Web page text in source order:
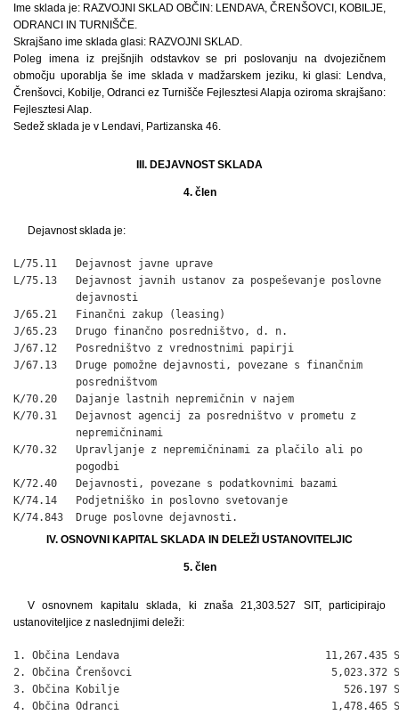
Ime sklada je: RAZVOJNI SKLAD OBČIN: LENDAVA, ČRENŠOVCI, KOBILJE,
ODRANCI IN TURNIŠČE.
Skrajšano ime sklada glasi: RAZVOJNI SKLAD.
Poleg imena iz prejšnjih odstavkov se pri poslovanju na dvojezičnem
območju uporablja še ime sklada v madžarskem jeziku, ki glasi: Lendva,
Črenšovci, Kobilje, Odranci ez Turnišče Fejlesztesi Alapja oziroma skrajšano:
Fejlesztesi Alap.
Sedež sklada je v Lendavi, Partizanska 46.
III. DEJAVNOST SKLADA
4. člen
Dejavnost sklada je:
L/75.11   Dejavnost javne uprave
L/75.13   Dejavnost javnih ustanov za pospeševanje poslovne
          dejavnosti
J/65.21   Finančni zakup (leasing)
J/65.23   Drugo finančno posredništvo, d. n.
J/67.12   Posredništvo z vrednostnimi papirji
J/67.13   Druge pomožne dejavnosti, povezane s finančnim
          posredništvom
K/70.20   Dajanje lastnih nepremičnin v najem
K/70.31   Dejavnost agencij za posredništvo v prometu z
          nepremičninami
K/70.32   Upravljanje z nepremičninami za plačilo ali po
          pogodbi
K/72.40   Dejavnosti, povezane s podatkovnimi bazami
K/74.14   Podjetniško in poslovno svetovanje
K/74.843  Druge poslovne dejavnosti.
IV. OSNOVNI KAPITAL SKLADA IN DELEŽI USTANOVITELJIC
5. člen
V osnovnem kapitalu sklada, ki znaša 21,303.527 SIT, participirajo
ustanoviteljice z naslednjimi deleži:
1. Občina Lendava                                 11,267.435
2. Občina Črenšovci                                5,023.372
3. Občina Kobilje                                    526.197
4. Občina Odranci                                  1,478.465